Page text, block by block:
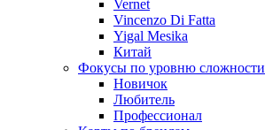
Vernet
Vincenzo Di Fatta
Yigal Mesika
Китай
Фокусы по уровню сложности
Новичок
Любитель
Профессионал